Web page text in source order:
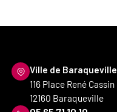
Ville de Baraqueville
116 Place René Cassin
12160 Baraqueville